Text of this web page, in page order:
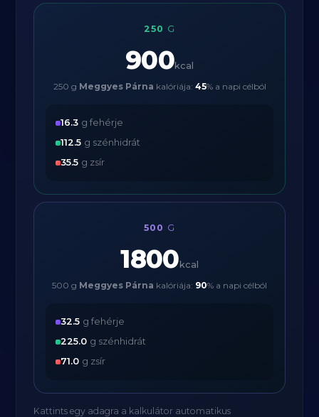
250 G
900kcal
250 g Meggyes Párna kalóriája: 45% a napi célból
16.3 g fehérje
112.5 g szénhidrát
35.5 g zsír
500 G
1800 kcal
500 g Meggyes Párna kalóriája: 90% a napi célból
32.5 g fehérje
225.0 g szénhidrát
71.0 g zsír
Kattints egy adagra a kalkulátor automatikus